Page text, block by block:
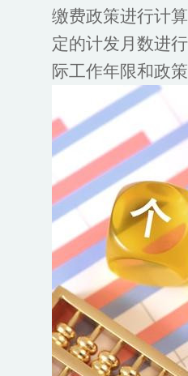
缴费政策进行计
定的计发月数进
际工作年限和政